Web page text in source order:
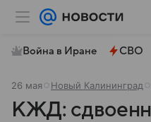
Война в Иране СВО
26 мая Новый Калининград
КЖД: